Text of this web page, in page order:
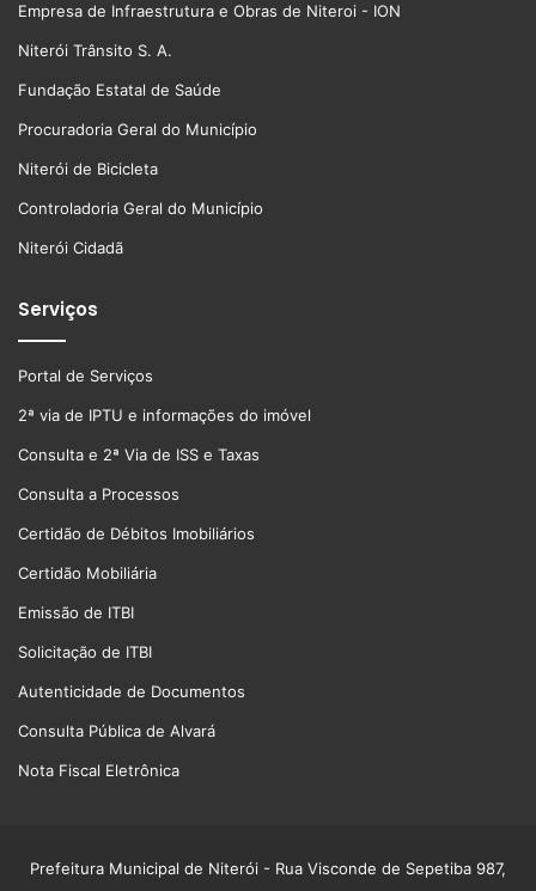
Empresa de Infraestrutura e Obras de Niteroi - ION
Niterói Trânsito S. A.
Fundação Estatal de Saúde
Procuradoria Geral do Município
Niterói de Bicicleta
Controladoria Geral do Município
Niterói Cidadã
Serviços
Portal de Serviços
2ª via de IPTU e informações do imóvel
Consulta e 2ª Via de ISS e Taxas
Consulta a Processos
Certidão de Débitos Imobiliários
Certidão Mobiliária
Emissão de ITBI
Solicitação de ITBI
Autenticidade de Documentos
Consulta Pública de Alvará
Nota Fiscal Eletrônica
Prefeitura Municipal de Niterói - Rua Visconde de Sepetiba 987,